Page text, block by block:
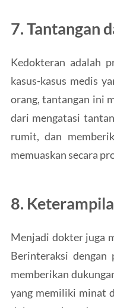
7. Tantangan
Kedokteran adalah
kasus-kasus medis
orang, tantangan ini
dari mengatasi
rumit, dan
memuaskan secara
8.
Menjadi dokter juga
Berinteraksi dengan
memberikan
yang memiliki minat